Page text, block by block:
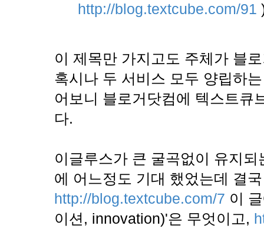
http://blog.textcube.com/91
이 제목만 가지고도 주체가 블
혹시나 두 서비스 모두 양립하
어보니 블로거닷컴에 텍스트큐
다.
이글루스가 큰 굴곡없이 유지
에 어느정도 기대 했었는데 결
http://blog.textcube.com/7 이
이션, innovation)'은 무엇이고,